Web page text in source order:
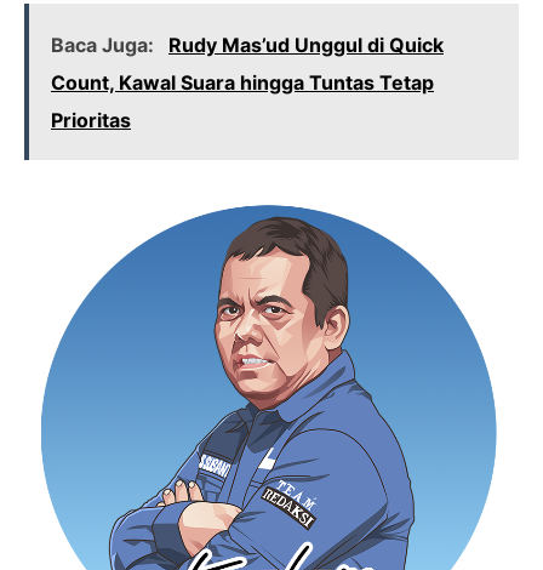
Baca Juga:
Rudy Mas’ud Unggul di Quick
Count, Kawal Suara hingga Tuntas Tetap
Prioritas